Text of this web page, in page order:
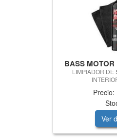
BASS
LIMPIADOR DE
Precio:
Ver